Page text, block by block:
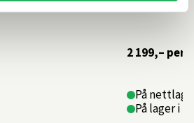
2 199,– per
På
På lager i